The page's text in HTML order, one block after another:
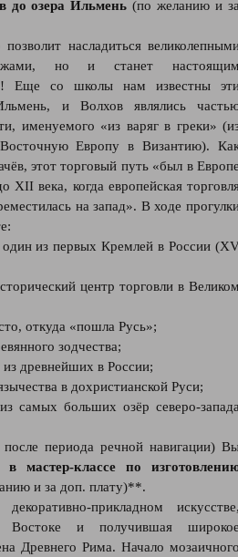
до озера Ильмень (по желанию и
насладиться
но и станет
Еще со школы нам известны
и Волхов являлись
именуемого «из варяг в греки»
Европу в Византию).
этот торговый путь «был в
XII века, когда европейская
на запад». В ходе
из первых Кремлей в России
центр торговли в
откуда «пошла Русь»;
зодчества;
древнейших в России;
в дохристианской Руси;
самых больших озёр северо-
периода речной навигации)
в мастер-классе по
и за доп. плату)**.
прикладном
Востоке и получившая
Древнего Рима. Начало